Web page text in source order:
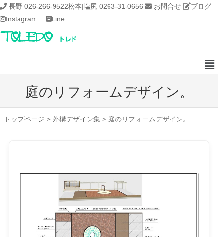
長野 026-266-9522松本|塩尻 0263-31-0656 お問合せ
ブログ
Instagram
Line
庭のリフォームデザイン。
トップページ > 外構デザイン集 > 庭のリフォームデザイン。